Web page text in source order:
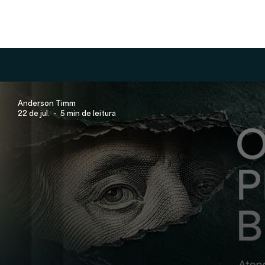
Anderson Timm
22 de jul.
5 min de leitura